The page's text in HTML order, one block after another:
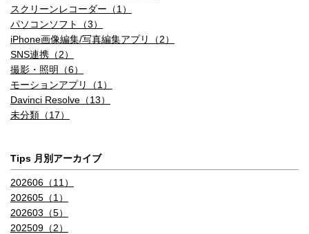
写真メインカメラ ナイトモード
あり
写真メインカメラ マクロ写真撮影
700万画素(7MP)
スクリーンレコーダー（1）
パソコンソフト（3）
iPhone画像編集/写真編集アプリ（2）
SNS連携（2）
撮影・照明（6）
モーションアプリ（1）
Davinci Resolve（13）
未分類（17）
Tips 月別アーカイブ
202606（11）
202605（1）
202603（5）
202509（2）